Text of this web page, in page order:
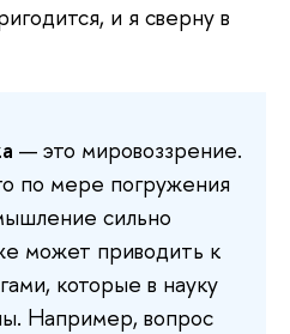
и я сверну в
— это мировоззрение.
по мере погружения
сильно
может приводить к
которые в науку
Например, вопрос